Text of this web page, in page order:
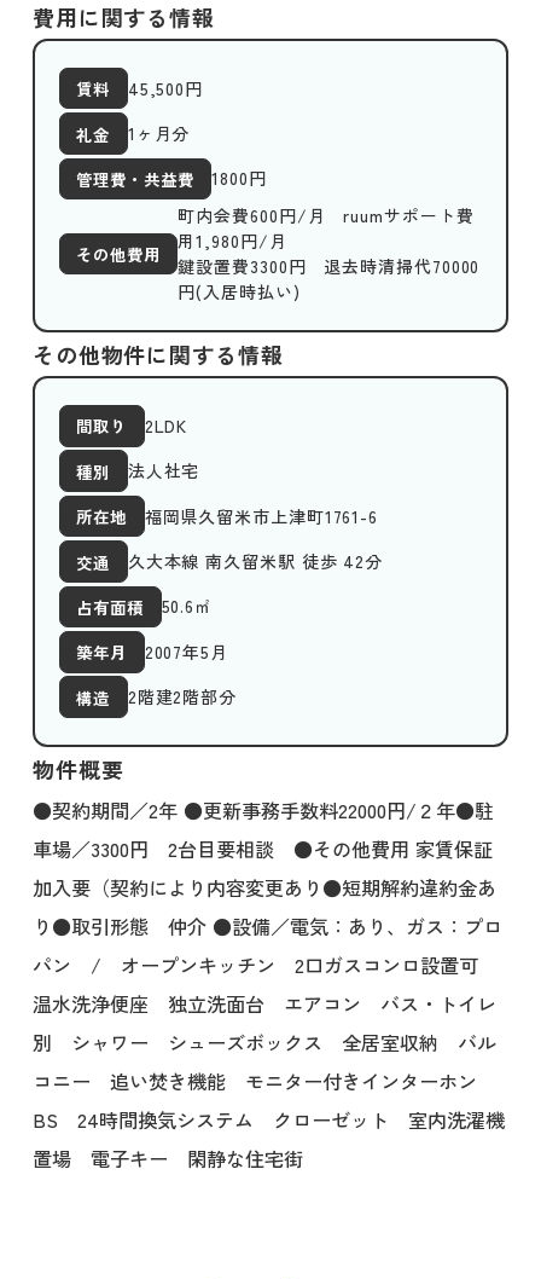
費用に関する情報
賃料 45,500円
礼金
1ヶ月分
管理費・共益費
1800円
その他費用
町内会費600円/月 ruumサポート費
用1,980円/月
鍵設置費3300円 退去時清掃代70000
円(入居時払い)
その他物件に関する情報
間取り
2LDK
種別
法人社宅
所在地
福岡県久留米市上津町1761-6
交通
久大本線 南久留米駅 徒歩 42分
占有面積
50.6 ㎡
築年月
2007年5月
構造
2階建2階部分
物件概要
●契約期間／2年 ●更新事務手数料22000円/２年●駐
車場／3300円 2台目要相談 ●その他費用 家賃保証
加入要（契約により内容変更あり●短期解約違約金あ
り●取引形態 仲介 ●設備／電気：あり、ガス：プロ
パン / オープンキッチン 2口ガスコンロ設置可
温水洗浄便座 独立洗面台 エアコン バス・トイレ
別 シャワー シューズボックス 全居室収納 バル
コニー 追い焚き機能 モニター付きインターホン
BS 24時間換気システム クローゼット 室内洗濯機
置場 電子キー 閑静な住宅街